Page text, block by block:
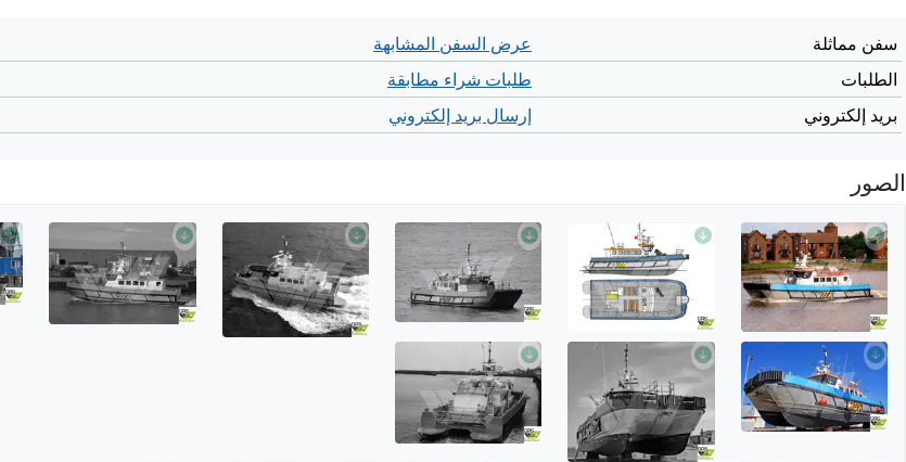
سفن مماثلة
عرض السفن المشابهة
الطلبات
طلبات شراء مطابقة
بريد إلكتروني
إرسال بريد إلكتروني
الصور